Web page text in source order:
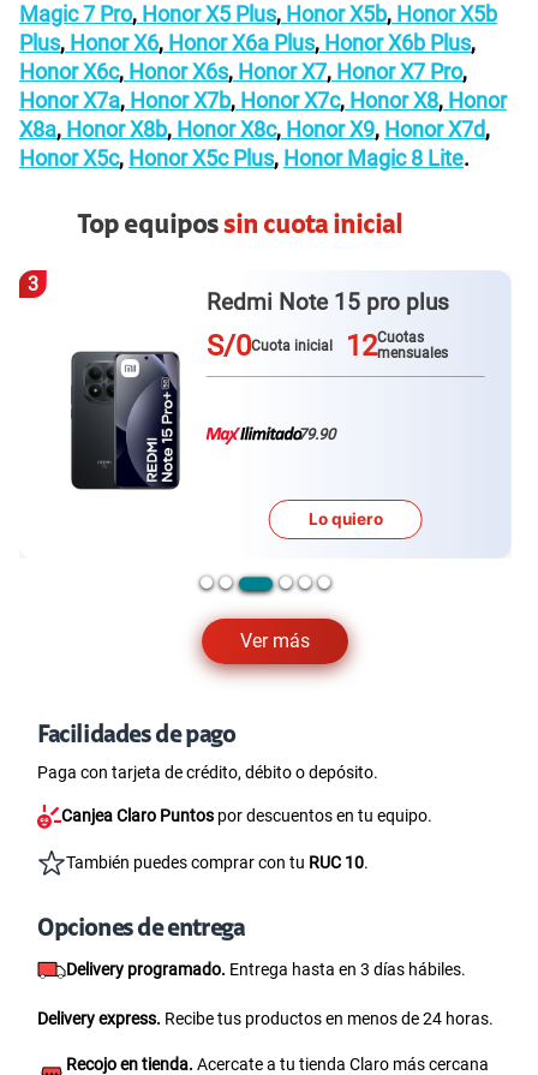
Magic 7 Pro, Honor X5 Plus, Honor X5b, Honor X5b
Plus, Honor X6, Honor X6a Plus, Honor X6b Plus,
Honor X6c, Honor X6s, Honor X7, Honor X7 Pro,
Honor X7a, Honor X7b, Honor X7c, Honor X8, Honor
X8a, Honor X8b, Honor X8c, Honor X9, Honor X7d,
Honor X5c, Honor X5c Plus, Honor Magic 8 Lite.
Top equipossin cuota inicial
Ver más
3
Redmi Note 15 pro plus
S/0Cuota inicial 12Cuotas
mensuales
79.90
Lo quiero
Facilidades de pago
Paga con tarjeta de crédito, débito o depósito.
Canjea Claro Puntos por descuentos en tu equipo.
También puedes comprar con tu RUC 10.
Opciones de entrega
Delivery programado. Entrega hasta en 3 días hábiles.
Delivery express. Recibe tus productos en menos de 24 horas.
Recojo en tienda. Acercate a tu tienda Claro más cercana